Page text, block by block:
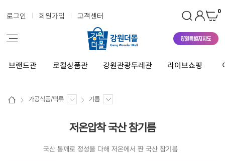
로그인 회원가입 고객센터 0
브랜드관 로컬상품관 강원관광두레관 라이브쇼핑
가공식품/떡류 기름
저온압착 국산 참기름
국산 통깨로 정성을 다해 저온에서 짠 국산 참기름